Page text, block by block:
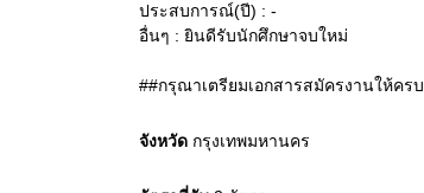
ประสบการณ์(ปี) : -
อื่นๆ : ยินดีรับนักศึกษาจบใหม่
##กรุณาเตรียมเอกสารสมัครงานให้คร
จังหวัด กรุงเทพมหานคร